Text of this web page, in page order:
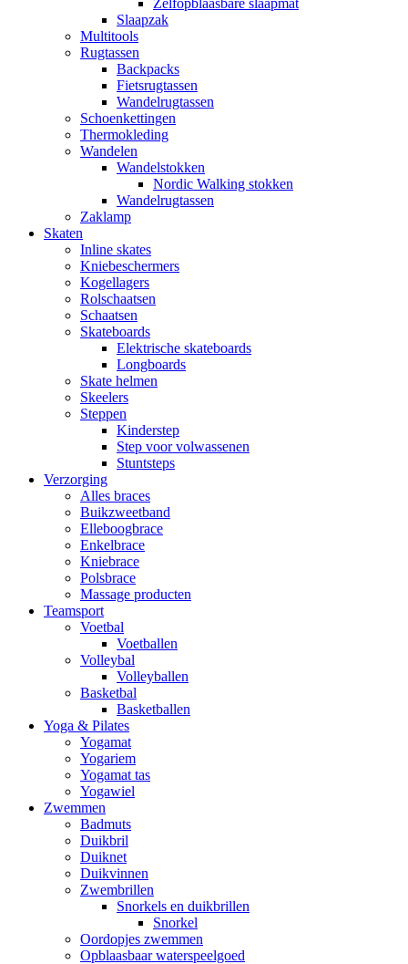
Zelfopblaasbare slaapmat
Slaapzak
Multitools
Rugtassen
Backpacks
Fietsrugtassen
Wandelrugtassen
Schoenkettingen
Thermokleding
Wandelen
Wandelstokken
Nordic Walking stokken
Wandelrugtassen
Zaklamp
Skaten
Inline skates
Kniebeschermers
Kogellagers
Rolschaatsen
Schaatsen
Skateboards
Elektrische skateboards
Longboards
Skate helmen
Skeelers
Steppen
Kinderstep
Step voor volwassenen
Stuntsteps
Verzorging
Alles braces
Buikzweetband
Elleboogbrace
Enkelbrace
Kniebrace
Polsbrace
Massage producten
Teamsport
Voetbal
Voetballen
Volleybal
Volleyballen
Basketbal
Basketballen
Yoga & Pilates
Yogamat
Yogariem
Yogamat tas
Yogawiel
Zwemmen
Badmuts
Duikbril
Duiknet
Duikvinnen
Zwembrillen
Snorkels en duikbrillen
Snorkel
Oordopjes zwemmen
Opblaasbaar waterspeelgoed